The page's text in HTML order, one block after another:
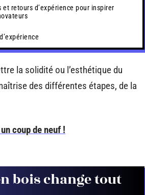
et retours d’expérience pour inspirer
la solidité ou l’esthétique du
des différentes étapes, de la
coup de neuf !
bois change tout